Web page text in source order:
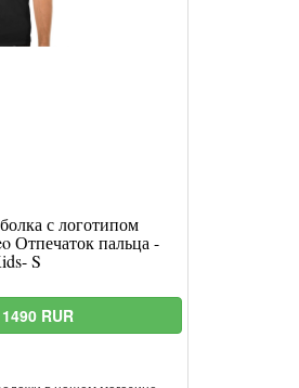
с логотипом
Отпечаток пальца -
S
RUR